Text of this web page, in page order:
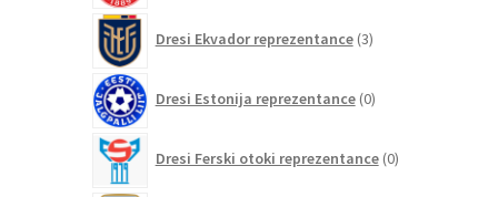
Dresi Ekvador reprezentance 3izdelki
Dresi Estonija reprezentance 0izdelkov
Dresi Ferski otoki reprezentance 0izdelkov